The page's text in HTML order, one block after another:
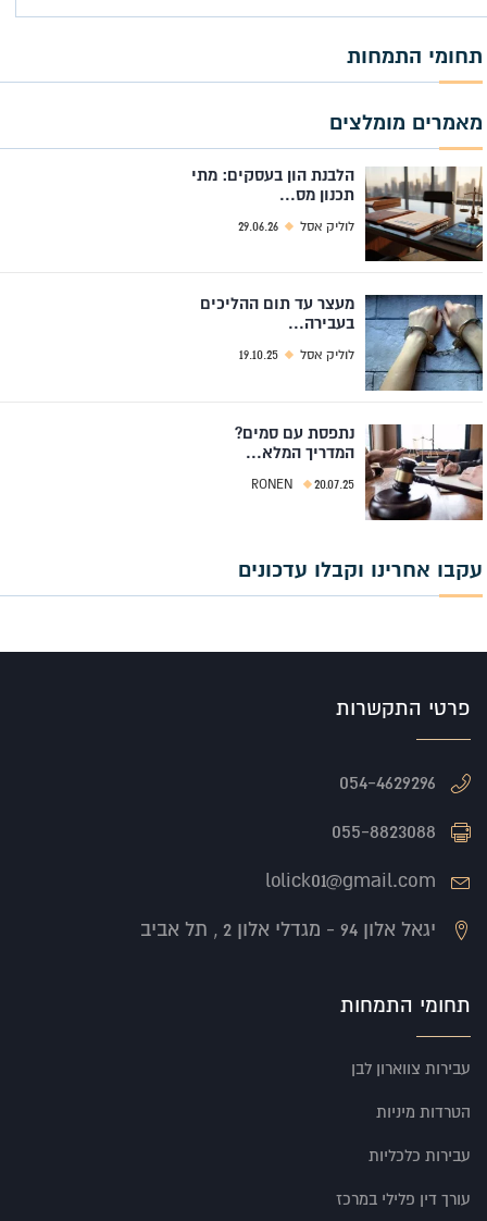
תחומי התמחות
מאמרים מומלצים
הלבנת הון בעסקים: מתי
תכנון מס...
לוליק אסל 29.06.26
מעצר עד תום ההליכים
בעבירה...
לוליק אסל 19.10.25
נתפסת עם סמים?
המדריך המלא...
RONEN 20.07.25
עקבו אחרינו וקבלו עדכונים
פרטי התקשרות
054-4629296
055-8823088
lolick01@gmail.com
יגאל אלון 94 - מגדלי אלון 2 , תל אביב
תחומי התמחות
עבירות צווארון לבן
הטרדות מיניות
עבירות כלכליות
עורך דין פלילי במרכז